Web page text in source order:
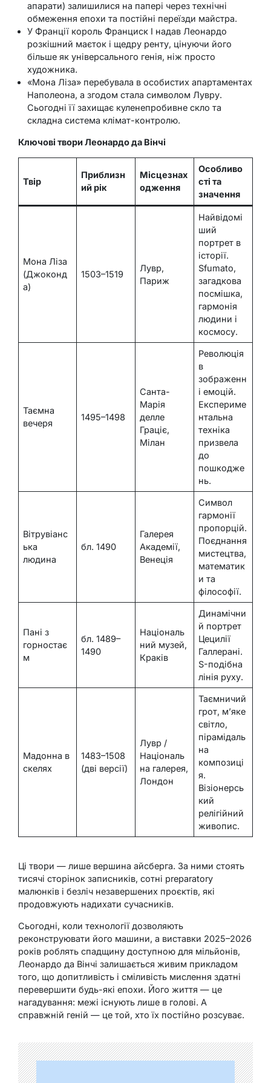
апарати) залишилися на папері через технічні
обмеження епохи та постійні переїзди майстра.
У Франції король Франциск I надав Леонардо
розкішний маєток і щедру ренту, цінуючи його
більше як універсального генія, ніж просто
художника.
«Мона Ліза» перебувала в особистих апартаментах
Наполеона, а згодом стала символом Лувру.
Сьогодні її захищає куленепробивне скло та
складна система клімат-контролю.
Ключові твори Леонардо да Вінчі
Твір
Приблизн
ий рік
Місцезнах
одження
Особливо
сті та
значення
Мона Ліза
(Джоконд
а)
1503–1519
Лувр,
Париж
Найвідомі
ший
портрет в
історії.
Sfumato,
загадкова
посмішка,
гармонія
людини і
космосу.
Таємна
вечеря
1495–1498
Санта-
Марія
делле
Граціє,
Мілан
Революція
в
зображенн
і емоцій.
Експериме
нтальна
техніка
призвела
до
пошкодже
нь.
Вітрувіанс
ька
людина
бл. 1490
Галерея
Академії,
Венеція
Символ
гармонії
пропорцій.
Поєднання
мистецтва,
математик
и та
філософії.
Пані з
горностає
м
бл. 1489–
1490
Національ
ний музей,
Краків
Динамічни
й портрет
Цецилії
Галлерані.
S-подібна
лінія руху.
Мадонна в
скелях
1483–1508
(дві версії)
Лувр /
Національ
на галерея,
Лондон
Таємничий
грот, м’яке
світло,
пірамідаль
на
композиці
я.
Візіонерсь
кий
релігійний
живопис.
Ці твори — лише вершина айсберга. За ними стоять
тисячі сторінок записників, сотні preparatory
малюнків і безліч незавершених проєктів, які
продовжують надихати сучасників.
Сьогодні, коли технології дозволяють
реконструювати його машини, а виставки 2025–2026
років роблять спадщину доступною для мільйонів,
Леонардо да Вінчі залишається живим прикладом
того, що допитливість і сміливість мислення здатні
перевершити будь-які епохи. Його життя — це
нагадування: межі існують лише в голові. А
справжній геній — це той, хто їх постійно розсуває.